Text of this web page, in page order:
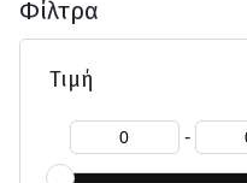
Φίλτρα
Τιμή
-